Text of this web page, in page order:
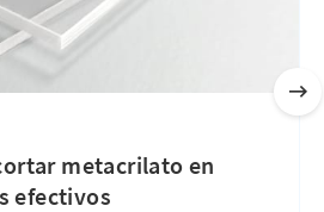
metacrilato en
efectivos